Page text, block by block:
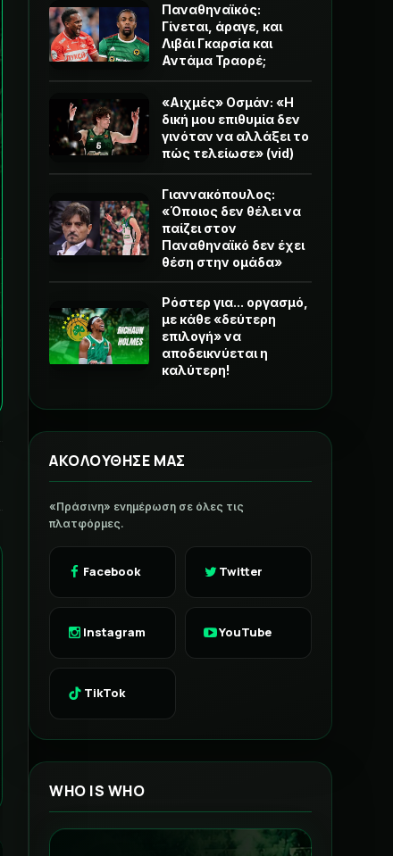
Παναθηναϊκός:
Γίνεται, άραγε, και
Λιβάι Γκαρσία και
Αντάμα Τραορέ;
«Αιχμές» Οσμάν: «Η
δική μου επιθυμία δεν
γινόταν να αλλάξει το
πώς τελείωσε» (vid)
Γιαννακόπουλος:
«Όποιος δεν θέλει να
παίζει στον
Παναθηναϊκό δεν έχει
θέση στην ομάδα»
Ρόστερ για... οργασμό,
με κάθε «δεύτερη
επιλογή» να
αποδεικνύεται η
καλύτερη!
ΑΚΟΛΟΥΘΗΣΕ ΜΑΣ
«Πράσινη» ενημέρωση σε όλες τις
πλατφόρμες.
Facebook Twitter
Instagram YouTube
TikTok
WHO IS WHO